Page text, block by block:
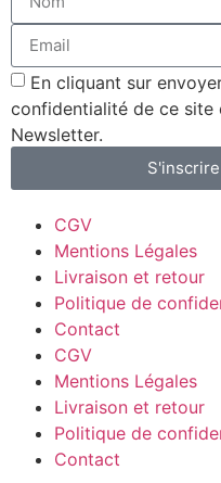
En cliquant sur
confidentialité de ce
Newsletter.
CGV
Mentions Légales
Livraison et retour
Politique de
Contact
CGV
Mentions Légales
Livraison et retour
Politique de
Contact